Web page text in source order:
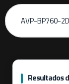
Resultados